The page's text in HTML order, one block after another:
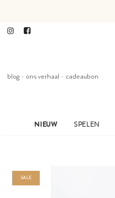
blog - ons verhaal - cadeaubon
NIEUW SPELEN
SALE